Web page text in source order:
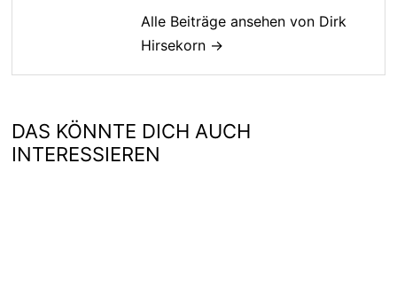
Alle Beiträge ansehen von Dirk
Hirsekorn →
DAS KÖNNTE DICH AUCH
INTERESSIEREN